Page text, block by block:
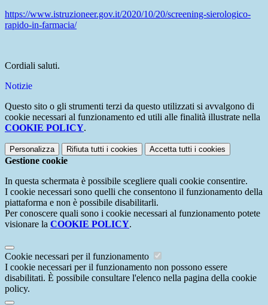
https://www.istruzioneer.gov.it/2020/10/20/screening-sierologico-
rapido-in-farmacia/
Cordiali saluti.
Notizie
Questo sito o gli strumenti terzi da questo utilizzati si avvalgono di
cookie necessari al funzionamento ed utili alle finalità illustrate nella
COOKIE POLICY.
Personalizza Rifiuta tutti i cookies Accetta tutti i cookies
Gestione cookie
In questa schermata è possibile scegliere quali cookie consentire.
I cookie necessari sono quelli che consentono il funzionamento della
piattaforma e non è possibile disabilitarli.
Per conoscere quali sono i cookie necessari al funzionamento potete
visionare la COOKIE POLICY.
Cookie necessari per il funzionamento
I cookie necessari per il funzionamento non possono essere
disabilitati. È possibile consultare l'elenco nella pagina della cookie
policy.